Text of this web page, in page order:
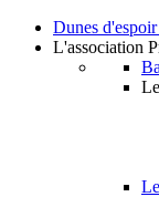
Dunes d'espoir
L'association